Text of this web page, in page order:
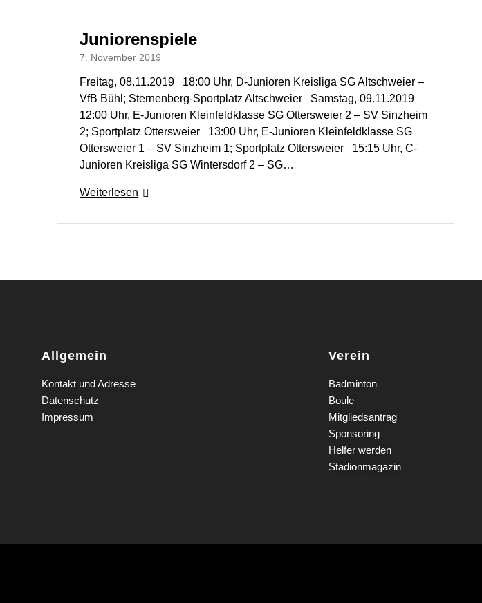
Juniorenspiele
7. November 2019
Freitag, 08.11.2019 18:00 Uhr, D-Junioren Kreisliga SG Altschweier –
VfB Bühl; Sternenberg-Sportplatz Altschweier Samstag, 09.11.2019
12:00 Uhr, E-Junioren Kleinfeldklasse SG Ottersweier 2 – SV Sinzheim
2; Sportplatz Ottersweier 13:00 Uhr, E-Junioren Kleinfeldklasse SG
Ottersweier 1 – SV Sinzheim 1; Sportplatz Ottersweier 15:15 Uhr, C-
Junioren Kreisliga SG Wintersdorf 2 – SG…
Weiterlesen
Allgemein
Kontakt und Adresse
Datenschutz
Impressum
Verein
Badminton
Boule
Mitgliedsantrag
Sponsoring
Helfer werden
Stadionmagazin